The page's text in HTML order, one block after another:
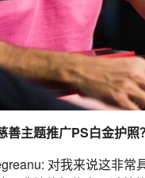
善主题推广PS白金护照？
对我来说这非常